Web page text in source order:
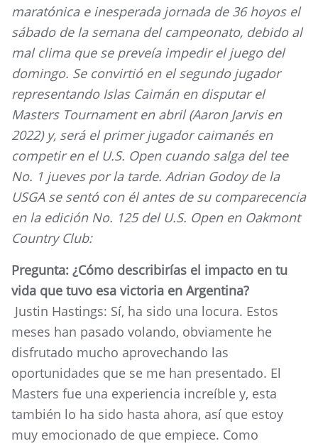
maratónica e inesperada jornada de 36 hoyos el
sábado de la semana del campeonato, debido al
mal clima que se preveía impedir el juego del
domingo. Se convirtió en el segundo jugador
representando Islas Caimán en disputar el
Masters Tournament en abril (Aaron Jarvis en
2022) y, será el primer jugador caimanés en
competir en el U.S. Open cuando salga del tee
No. 1 jueves por la tarde. Adrian Godoy de la
USGA se sentó con él antes de su comparecencia
en la edición No. 125 del U.S. Open en Oakmont
Country Club:
Pregunta: ¿Cómo describirías el impacto en tu
vida que tuvo esa victoria en Argentina?
Justin Hastings: Sí, ha sido una locura. Estos
meses han pasado volando, obviamente he
disfrutado mucho aprovechando las
oportunidades que se me han presentado. El
Masters fue una experiencia increíble y, esta
también lo ha sido hasta ahora, así que estoy
muy emocionado de que empiece. Como